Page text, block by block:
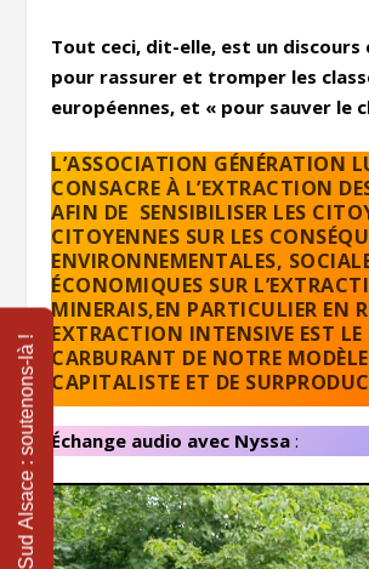
Tout ceci, dit-elle, est un
pour rassurer et tromper les
européennes, et « pour sauver le
L’ASSOCIATION GÉNÉRATION
CONSACRE À L’EXTRACTION
AFIN DE SENSIBILISER LES
CITOYENNES SUR LES
ENVIRONNEMENTALES,
ÉCONOMIQUES SUR
MINERAIS,EN PARTICULIER EN
EXTRACTION INTENSIVE EST LE
CARBURANT DE NOTRE MODÈLE
CAPITALISTE ET DE
Échange audio avec Nyssa :